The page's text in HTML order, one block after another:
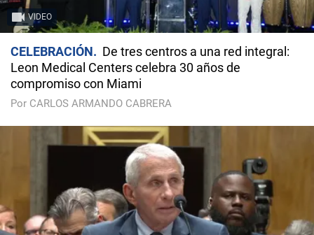
VIDEO
CELEBRACIÓN
De tres centros a una red integral:
Leon Medical Centers celebra 30 años de
compromiso con Miami
Por CARLOS ARMANDO CABRERA